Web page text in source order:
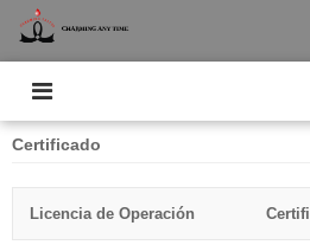
Certificado
Licencia de Operación